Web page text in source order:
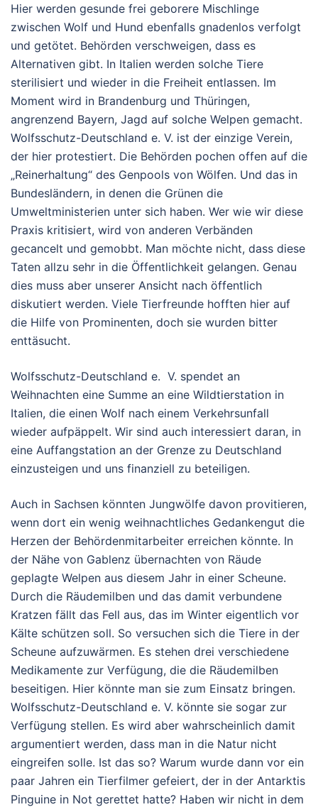
Hier werden gesunde frei geborere Mischlinge
zwischen Wolf und Hund ebenfalls gnadenlos verfolgt
und getötet. Behörden verschweigen, dass es
Alternativen gibt. In Italien werden solche Tiere
sterilisiert und wieder in die Freiheit entlassen. Im
Moment wird in Brandenburg und Thüringen,
angrenzend Bayern, Jagd auf solche Welpen gemacht.
Wolfsschutz-Deutschland e. V. ist der einzige Verein,
der hier protestiert. Die Behörden pochen offen auf die
„Reinerhaltung“ des Genpools von Wölfen. Und das in
Bundesländern, in denen die Grünen die
Umweltministerien unter sich haben. Wer wie wir diese
Praxis kritisiert, wird von anderen Verbänden
gecancelt und gemobbt. Man möchte nicht, dass diese
Taten allzu sehr in die Öffentlichkeit gelangen. Genau
dies muss aber unserer Ansicht nach öffentlich
diskutiert werden. Viele Tierfreunde hofften hier auf
die Hilfe von Prominenten, doch sie wurden bitter
enttäsucht.
Wolfsschutz-Deutschland e. V. spendet an
Weihnachten eine Summe an eine Wildtierstation in
Italien, die einen Wolf nach einem Verkehrsunfall
wieder aufpäppelt. Wir sind auch interessiert daran, in
eine Auffangstation an der Grenze zu Deutschland
einzusteigen und uns finanziell zu beteiligen.
Auch in Sachsen könnten Jungwölfe davon provitieren,
wenn dort ein wenig weihnachtliches Gedankengut die
Herzen der Behördenmitarbeiter erreichen könnte. In
der Nähe von Gablenz übernachten von Räude
geplagte Welpen aus diesem Jahr in einer Scheune.
Durch die Räudemilben und das damit verbundene
Kratzen fällt das Fell aus, das im Winter eigentlich vor
Kälte schützen soll. So versuchen sich die Tiere in der
Scheune aufzuwärmen. Es stehen drei verschiedene
Medikamente zur Verfügung, die die Räudemilben
beseitigen. Hier könnte man sie zum Einsatz bringen.
Wolfsschutz-Deutschland e. V. könnte sie sogar zur
Verfügung stellen. Es wird aber wahrscheinlich damit
argumentiert werden, dass man in die Natur nicht
eingreifen solle. Ist das so? Warum wurde dann vor ein
paar Jahren ein Tierfilmer gefeiert, der in der Antarktis
Pinguine in Not gerettet hatte? Haben wir nicht in dem